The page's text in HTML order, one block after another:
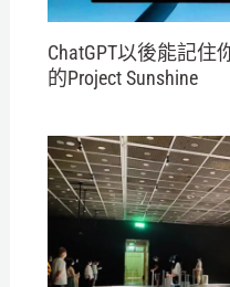
ChatGPT以後能記住
的Project Sunshine